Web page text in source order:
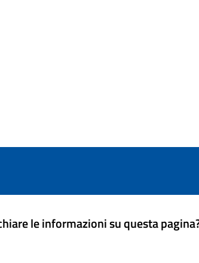
le informazioni su questa